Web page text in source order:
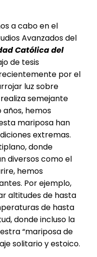
a cabo en el
Avanzados del
Católica del
de tesis
por el
luz sobre
semejante
hemos
mariposa han
extremas.
donde
diversos como el
hemos
Por ejemplo,
altitudes de hasta
de hasta
donde incluso la
“mariposa de
solitario y estoico.